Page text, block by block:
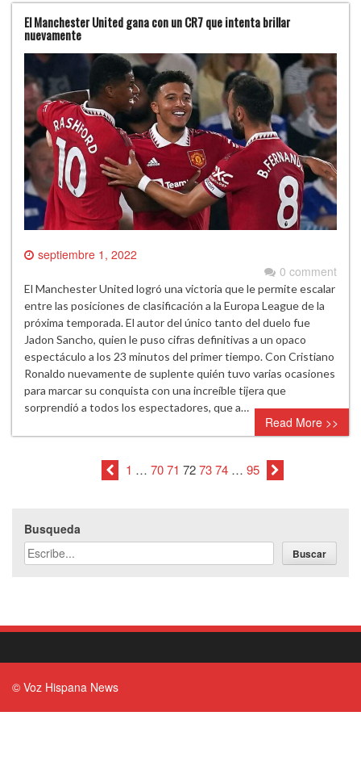
El Manchester United gana con un CR7 que intenta brillar
nuevamente
septiembre 1, 2022
0 comment
El Manchester United logró una victoria que le permite escalar
entre las posiciones de clasificación a la Europa League de la
próxima temporada. El autor del único tanto del duelo fue
Jadon Sancho, quien le puso cifras definitivas a un opaco
espectáculo a los 23 minutos del primer tiempo. Con Cristiano
Ronaldo nuevamente de suplente quién tuvo varias ocasiones
para marcar su conquista con una increíble tijera que
sorprendió a todos los espectadores, que a…
Read More >>
1 … 7071 727374 … 95
Busqueda
Buscar
© Voz Hispana News